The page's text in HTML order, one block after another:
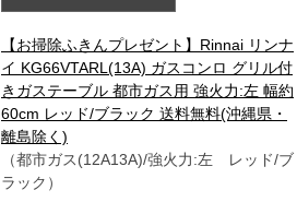
【お掃除ふきんプレゼント】Rinnai リンナ
イ KG66VTARL(13A) ガスコンロ グリル付
きガステーブル 都市ガス用 強火力:左 幅約
60cm レッド/ブラック 送料無料(沖縄県・
離島除く)
（都市ガス(12A13A)/強火力:左 レッド/ブ
ラック）